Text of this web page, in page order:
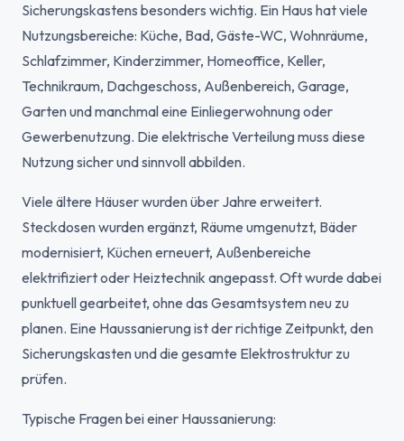
Sicherungskastens besonders wichtig. Ein Haus hat viele
Nutzungsbereiche: Küche, Bad, Gäste-WC, Wohnräume,
Schlafzimmer, Kinderzimmer, Homeoffice, Keller,
Technikraum, Dachgeschoss, Außenbereich, Garage,
Garten und manchmal eine Einliegerwohnung oder
Gewerbenutzung. Die elektrische Verteilung muss diese
Nutzung sicher und sinnvoll abbilden.
Viele ältere Häuser wurden über Jahre erweitert.
Steckdosen wurden ergänzt, Räume umgenutzt, Bäder
modernisiert, Küchen erneuert, Außenbereiche
elektrifiziert oder Heiztechnik angepasst. Oft wurde dabei
punktuell gearbeitet, ohne das Gesamtsystem neu zu
planen. Eine Haussanierung ist der richtige Zeitpunkt, den
Sicherungskasten und die gesamte Elektrostruktur zu
prüfen.
Typische Fragen bei einer Haussanierung: